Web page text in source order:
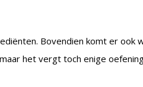
Bovendien komt er ook
het vergt toch enige